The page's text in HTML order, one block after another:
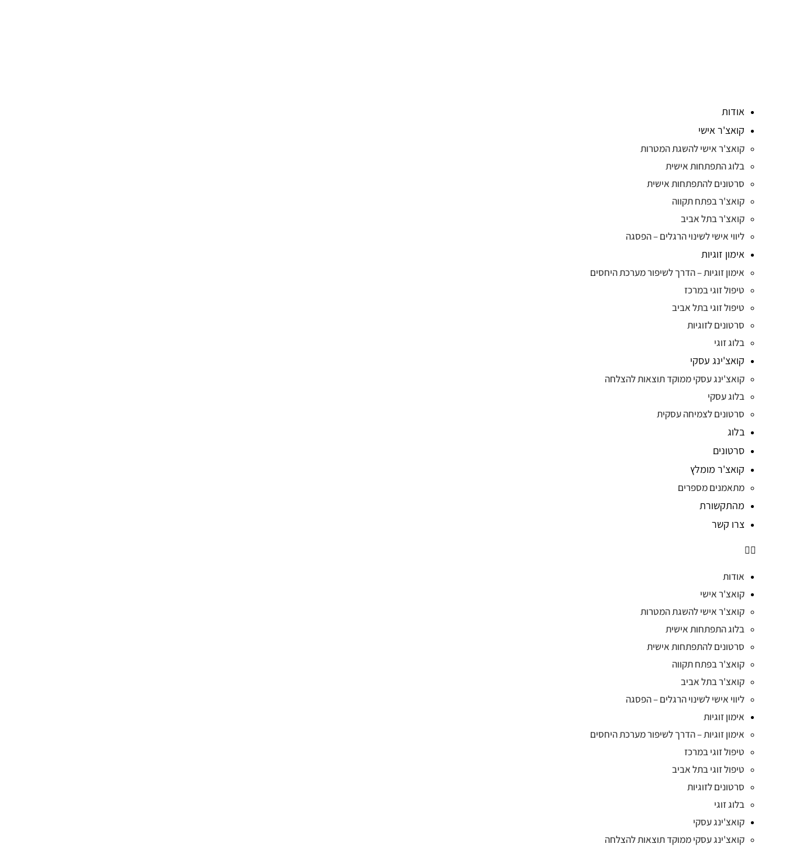
אודות
קואצ'ר אישי
קואצ'ר אישי להשגת המטרות
בלוג התפתחות אישית
סרטונים להתפתחות אישית
קואצ'ר בפתח תקווה
קואצ'ר בתל אביב
ליווי אישי לשינוי הרגלים – הפסגה
אימון זוגיות
אימון זוגיות – הדרך לשיפור מערכת היחסים
טיפול זוגי במרכז
טיפול זוגי בתל אביב
סרטונים לזוגיות
בלוג זוגי
קואצ'ינג עסקי
קואצ'ינג עסקי ממוקד תוצאות להצלחה
בלוג עסקי
סרטונים לצמיחה עסקית
בלוג
סרטונים
קואצ'ר מומלץ
מתאמנים מספרים
מהתקשורת
צרו קשר
אודות
קואצ'ר אישי
קואצ'ר אישי להשגת המטרות
בלוג התפתחות אישית
סרטונים להתפתחות אישית
קואצ'ר בפתח תקווה
קואצ'ר בתל אביב
ליווי אישי לשינוי הרגלים – הפסגה
אימון זוגיות
אימון זוגיות – הדרך לשיפור מערכת היחסים
טיפול זוגי במרכז
טיפול זוגי בתל אביב
סרטונים לזוגיות
בלוג זוגי
קואצ'ינג עסקי
קואצ'ינג עסקי ממוקד תוצאות להצלחה